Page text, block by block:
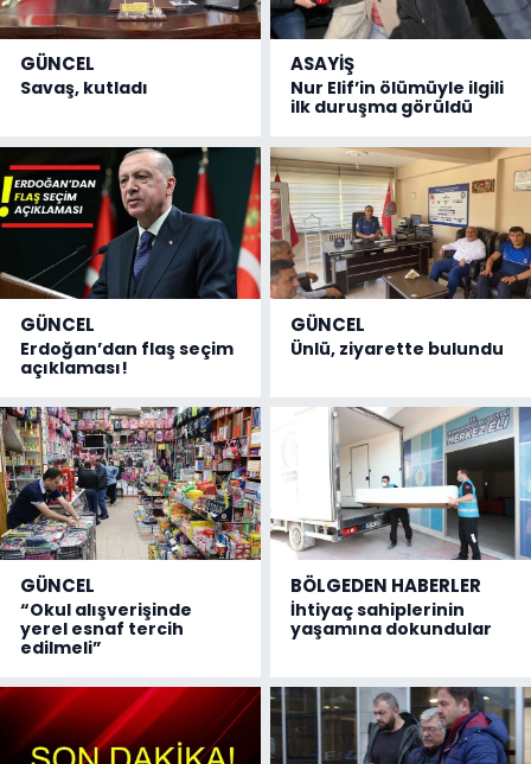
GÜNCEL
Savaş, kutladı
ASAYİŞ
Nur Elif’in ölümüyle ilgili
ilk duruşma görüldü
GÜNCEL
Erdoğan’dan flaş seçim
açıklaması!
GÜNCEL
Ünlü, ziyarette bulundu
GÜNCEL
“Okul alışverişinde
yerel esnaf tercih
edilmeli”
BÖLGEDEN HABERLER
İhtiyaç sahiplerinin
yaşamına dokundular